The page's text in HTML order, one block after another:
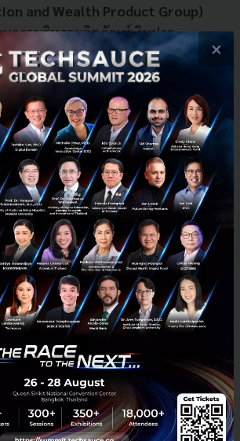
and Wealth Product Group)
การบริหารผลิตภัณฑ์เงินฝาก
ะผลิตภัณฑ์ด้านการลงทุน พัฒนา
ดรับกับสภาวะตลาดเพื่อตอบโจทย์
กลุ่มลูกค้าเงินฝาก กลุ่มลูกค้าด้านการ
ห้เกิดความคล่องตัว สามารถเลือกรูป
หมาะสมตามความต้องการยิ่งขึ้น โดย
จบการศึกษาปริญญาโท สาขาวิชา
ทคโนโลยี จากมหาวิทยาลัยอัสสัมชัญ
วามเชี่ยวชาญด้านผลิตภัณฑ์เงินฝากรูป
ขับเคลื่อนให้ทีทีบีสามารถแข่งขันทาง
าก โดยเฉพาะนวัตกรรมด้านผลิตภัณฑ์
บุคคลและลูกค้าธุรกิจ ให้มีการเติบโต
ธนาคารได้อย่างต่อเนื่อง
งยกระดับประสบการณ์การให้บริการ
โดยปรับเปลี่ยนสาขาเป็น
ครื่องมือดิจิทัลในการอำนวยความ
ให้ความสำคัญกับการให้บริการแบบไร้
ป ttb touch และช่องทางสาขา และผู้
×